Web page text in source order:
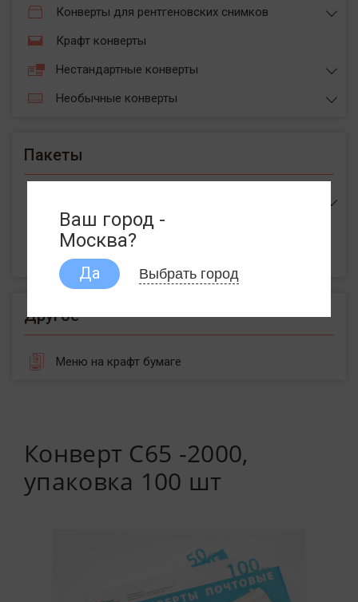
Конверты для рентгеновских снимков
Крафт конверты
Нестандартные конверты
Необычные конверты
Пакеты
Пакеты с воздушной подушкой
Пакеты из крафт бумаги
Другое
Меню на крафт бумаге
Конверт С65 -2000,
упаковка 100 шт
Ваш город -
Москва?
Да Выбрать город